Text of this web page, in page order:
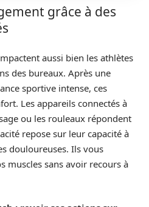
grâce à des
aussi bien les athlètes
des bureaux. Après une
sportive intense, ces
Les appareils connectés à
ou les rouleaux répondent
repose sur leur capacité à
douloureuses. Ils vous
muscles sans avoir recours à